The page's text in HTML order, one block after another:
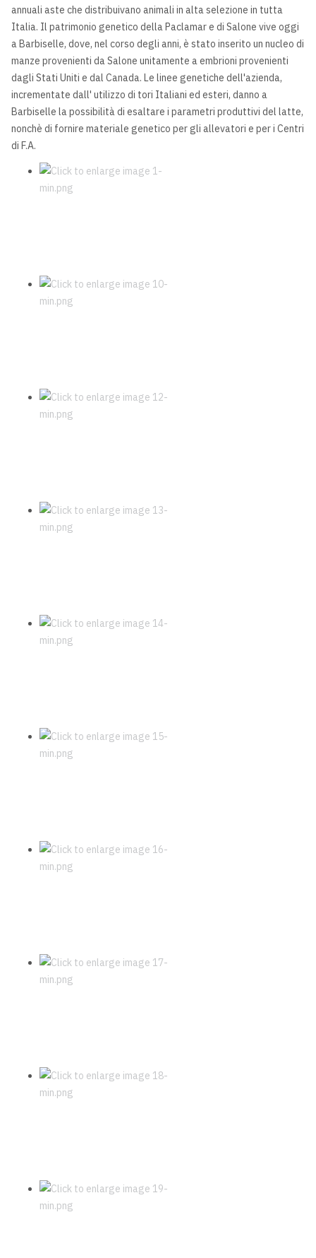
annuali aste che distribuivano animali in alta selezione in tutta
Italia. Il patrimonio genetico della Paclamar e di Salone vive oggi
a Barbiselle, dove, nel corso degli anni, è stato inserito un nucleo di
manze provenienti da Salone unitamente a embrioni provenienti
dagli Stati Uniti e dal Canada. Le linee genetiche dell'azienda,
incrementate dall' utilizzo di tori Italiani ed esteri, danno a
Barbiselle la possibilità di esaltare i parametri produttivi del latte,
nonchè di fornire materiale genetico per gli allevatori e per i Centri
di F.A.